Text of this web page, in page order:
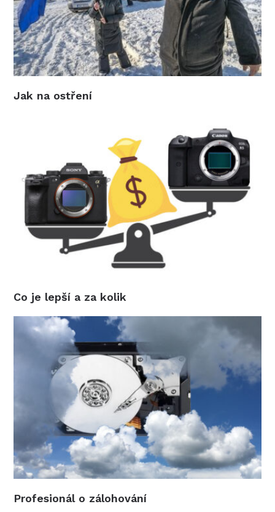
Jak na ostření
Co je lepší a za kolik
Profesionál o zálohování